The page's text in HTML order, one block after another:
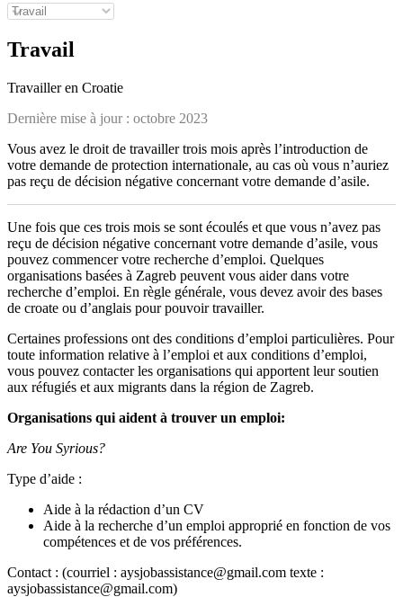
Travail
Travailler en Croatie
Dernière mise à jour : octobre 2023
Vous avez le droit de travailler trois mois après l’introduction de
votre demande de protection internationale, au cas où vous n’auriez
pas reçu de décision négative concernant votre demande d’asile.
Une fois que ces trois mois se sont écoulés et que vous n’avez pas
reçu de décision négative concernant votre demande d’asile, vous
pouvez commencer votre recherche d’emploi. Quelques
organisations basées à Zagreb peuvent vous aider dans votre
recherche d’emploi. En règle générale, vous devez avoir des bases
de croate ou d’anglais pour pouvoir travailler.
Certaines professions ont des conditions d’emploi particulières. Pour
toute information relative à l’emploi et aux conditions d’emploi,
vous pouvez contacter les organisations qui apportent leur soutien
aux réfugiés et aux migrants dans la région de Zagreb.
Organisations qui aident à trouver un emploi:
Are You Syrious?
Type d’aide :
Aide à la rédaction d’un CV
Aide à la recherche d’un emploi approprié en fonction de vos
compétences et de vos préférences.
Contact : (courriel : aysjobassistance@gmail.com texte :
aysjobassistance@gmail.com)